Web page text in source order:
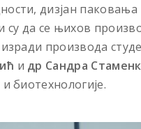
дизјан паковања
да се њихов
производа
и др Сандра
биотехнологије.